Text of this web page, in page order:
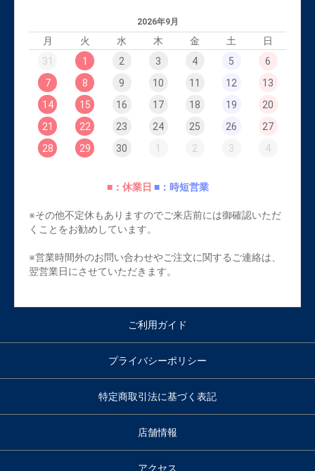
2026年9月
月 火 水 木 金 土
日
31
1 2 3 4 5
6
7
8 9 10 11 12
13
14
15 16 17 18 19
20
21
22 23 24 25 26
27
28
29 30 1 2 3 4
■：休業日 ■：時短営業
※その他不定休もありますのでご来店前には御確認いただ
くことをお勧めしています。
※営業時間外のお問い合わせやご注文に関するご連絡は、
翌営業日にさせていただきます。
ご利用ガイド
プライバシーポリシー
特定商取引法に基づく表記
店舗情報
アクセス